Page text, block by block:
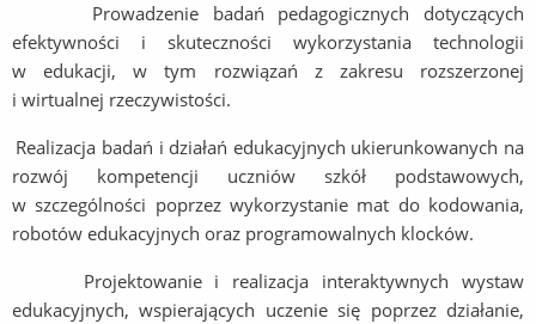
Prowadzenie badań pedagogicznych dotyczących
efektywności i skuteczności wykorzystania technologii
w edukacji, w tym rozwiązań z zakresu rozszerzonej
i wirtualnej rzeczywistości.
Realizacja badań i działań edukacyjnych ukierunkowanych na
rozwój kompetencji uczniów szkół podstawowych,
w szczególności poprzez wykorzystanie mat do kodowania,
robotów edukacyjnych oraz programowalnych klocków.
Projektowanie i realizacja interaktywnych wystaw
edukacyjnych, wspierających uczenie się poprzez działanie,